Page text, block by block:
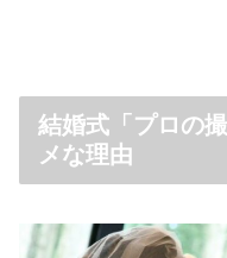
結婚式「プロの
メな理由